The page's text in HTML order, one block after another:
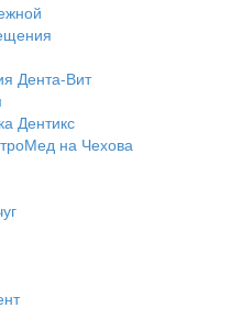
Дента-Вит
Дентикс
на Чехова